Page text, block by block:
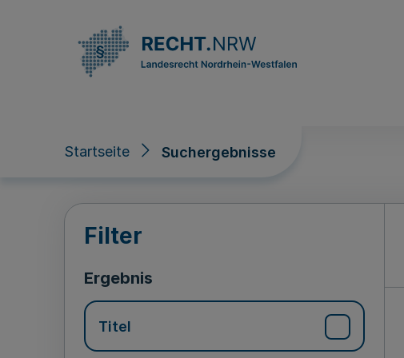
Startseite Suchergebnisse
Suchergebnisse
Filter
Ergebnis
Titel